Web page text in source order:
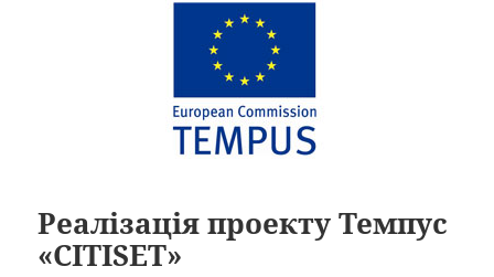
Реалізація проекту Темпус
«СІТІSЕТ»